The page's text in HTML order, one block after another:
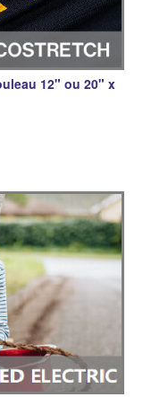
12" ou 20" x